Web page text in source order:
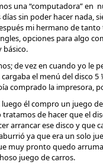
una “computadora” en
sin poder hacer nada,
mi hermano de
opciones para algo
básico.
de vez en cuando yo le
el menú del disco
comprado la impresora,
él compro un juego
de hacer que el
arrancar ese disco y que
ya que era un solo
muy pronto quedo
juego de carros.